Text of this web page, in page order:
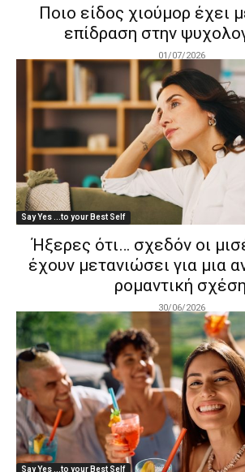
Ποιο είδος χιούμορ έχει
επίδραση στην
01/07/2026
Say Yes ...to your Best Self
Ήξερες ότι… σχεδόν οι
έχουν μετανιώσει για μια
ρομαντική
30/06/2026
Say Yes ...to your Best Self